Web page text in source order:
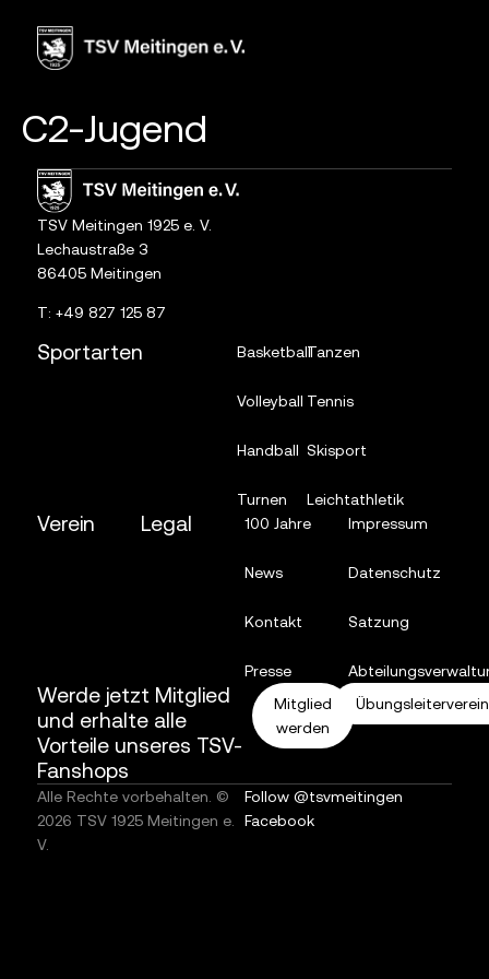
springen
C2-Jugend
TSV Meitingen 1925 e. V.
Lechaustraße 3
86405 Meitingen
T: +49 827 125 87
Sportarten Basketball
Volleyball
Handball
Turnen
Tanzen
Tennis
Skisport
Leichtathletik
Verein Legal 100 Jahre
News
Kontakt
Presse
Impressum
Datenschutz
Satzung
Werde jetzt Mitglied
und erhalte alle
Vorteile unseres TSV-
Fanshops
Mitglied
werden
Alle Rechte vorbehalten. ©
2026 TSV 1925 Meitingen e.
V.
Follow @tsvmeitingen
Facebook